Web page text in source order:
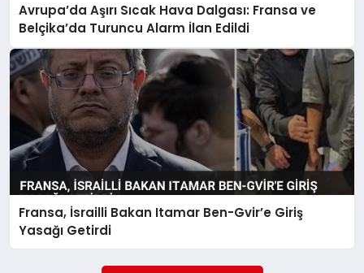
Avrupa’da Aşırı Sıcak Hava Dalgası: Fransa ve
Belçika’da Turuncu Alarm İlan Edildi
Fransa, İsrailli Bakan Itamar Ben-Gvir’e Giriş
Yasağı Getirdi